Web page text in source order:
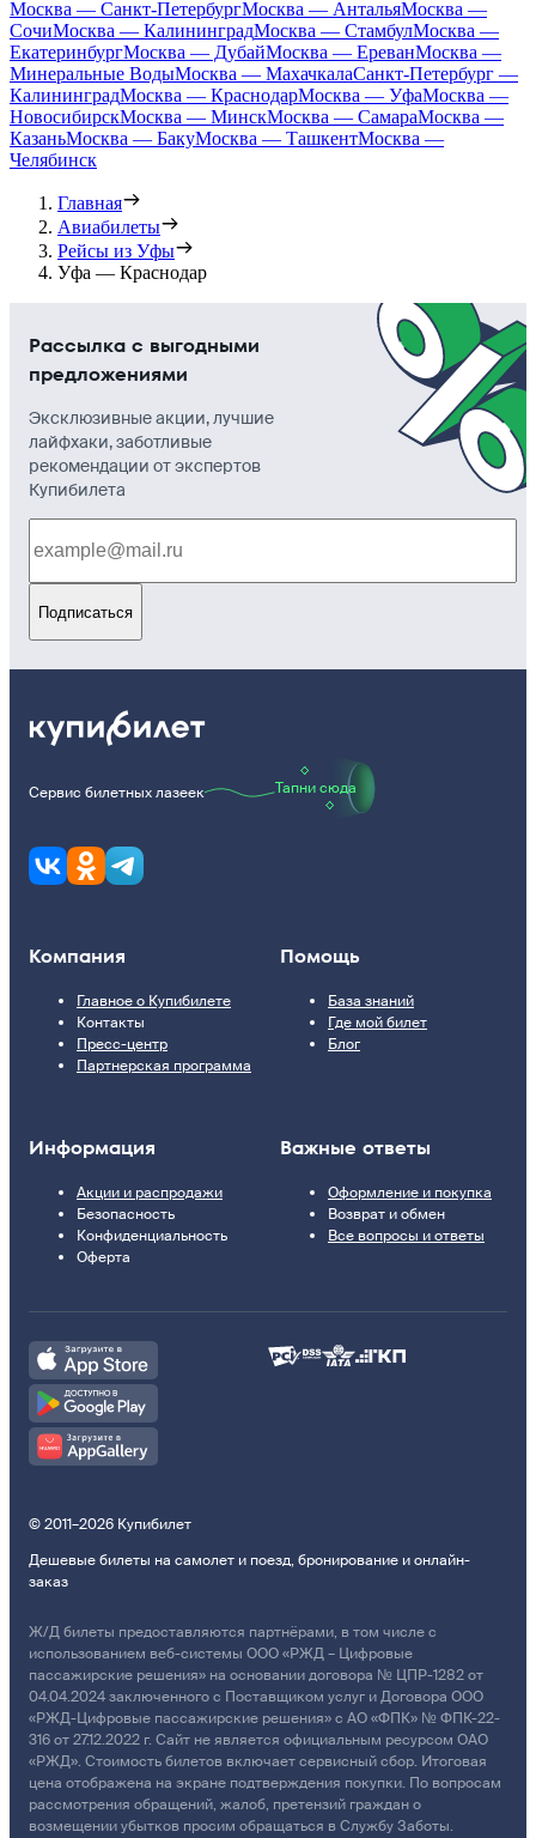
Москва — Санкт-ПетербургМосква — АнтальяМосква —
СочиМосква — КалининградМосква — СтамбулМосква —
ЕкатеринбургМосква — ДубайМосква — ЕреванМосква —
Минеральные ВодыМосква — МахачкалаСанкт-Петербург —
КалининградМосква — КраснодарМосква — УфаМосква —
НовосибирскМосква — МинскМосква — СамараМосква —
КазаньМосква — БакуМосква — ТашкентМосква —
Челябинск
Главная
Авиабилеты
Рейсы из Уфы
Уфа — Краснодар
Рассылка с выгодными
предложениями
Эксклюзивные акции, лучшие
лайфхаки, заботливые
рекомендации от экспертов
Купибилета
Подписаться
Сервис билетных лазеек Тапни сюда
Компания
Главное о Купибилете
Контакты
Пресс-центр
Партнерская программа
Помощь
База знаний
Где мой билет
Блог
Информация
Акции и распродажи
Безопасность
Конфиденциальность
Оферта
Важные ответы
Оформление и покупка
Возврат и обмен
Все вопросы и ответы
© 2011–2026 Купибилет
Дешевые билеты на самолет и поезд, бронирование и онлайн-
заказ
Ж/Д билеты предоставляются партнёрами, в том числе с
использованием веб-системы ООО «РЖД – Цифровые
пассажирские решения» на основании договора № ЦПР-1282 от
04.04.2024 заключенного с Поставщиком услуг и Договора ООО
«РЖД-Цифровые пассажирские решения» с АО «ФПК» № ФПК-22-
316 от 27.12.2022 г. Сайт не является официальным ресурсом ОАО
«РЖД». Стоимость билетов включает сервисный сбор. Итоговая
цена отображена на экране подтверждения покупки. По вопросам
рассмотрения обращений, жалоб, претензий граждан о
возмещении убытков просим обращаться в Службу Заботы.